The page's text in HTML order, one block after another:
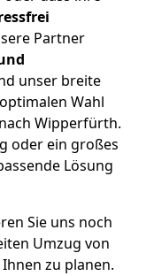
Partner
unser breite
Wahl
Wipperfürth.
oder ein großes
Lösung
Sie uns noch
Umzug von
zu planen.